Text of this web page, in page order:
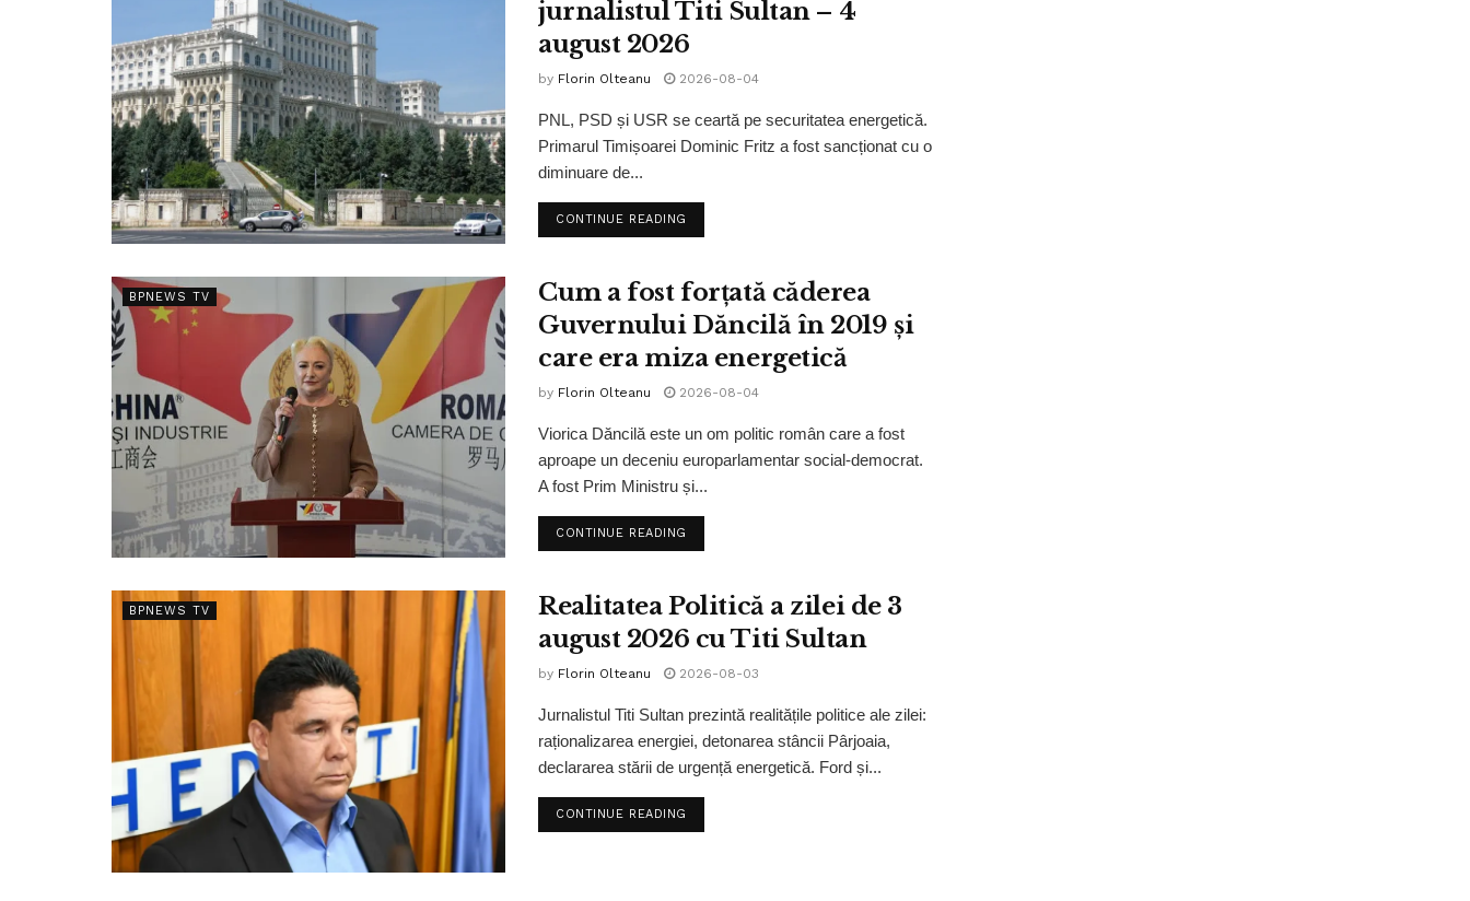
jurnalistul Titi Sultan – 4
august 2026
by Florin Olteanu 2026-08-04
PNL, PSD și USR se ceartă pe securitatea energetică.
Primarul Timișoarei Dominic Fritz a fost sancționat cu o
diminuare de...
CONTINUE READING
BPNEWS TV
Cum a fost forțată căderea
Guvernului Dăncilă în 2019 și
care era miza energetică
by Florin Olteanu 2026-08-04
Viorica Dăncilă este un om politic român care a fost
aproape un deceniu europarlamentar social-democrat.
A fost Prim Ministru și...
CONTINUE READING
BPNEWS TV
Realitatea Politică a zilei de 3
august 2026 cu Titi Sultan
by Florin Olteanu 2026-08-03
Jurnalistul Titi Sultan prezintă realitățile politice ale zilei:
raționalizarea energiei, detonarea stâncii Pârjoaia,
declararea stării de urgență energetică. Ford și...
CONTINUE READING